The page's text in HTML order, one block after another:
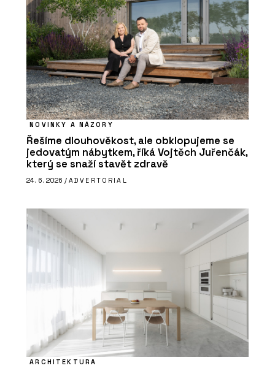
NOVINKY A NÁZORY
Řešíme dlouhověkost, ale obklopujeme se
jedovatým nábytkem, říká Vojtěch Juřenčák,
který se snaží stavět zdravě
24. 6. 2026 / ADVERTORIAL
ARCHITEKTURA